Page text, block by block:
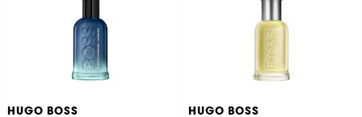
HUGO BOSS
HUGO BOSS